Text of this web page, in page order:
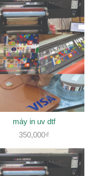
máy in uv dtf
350,000₫